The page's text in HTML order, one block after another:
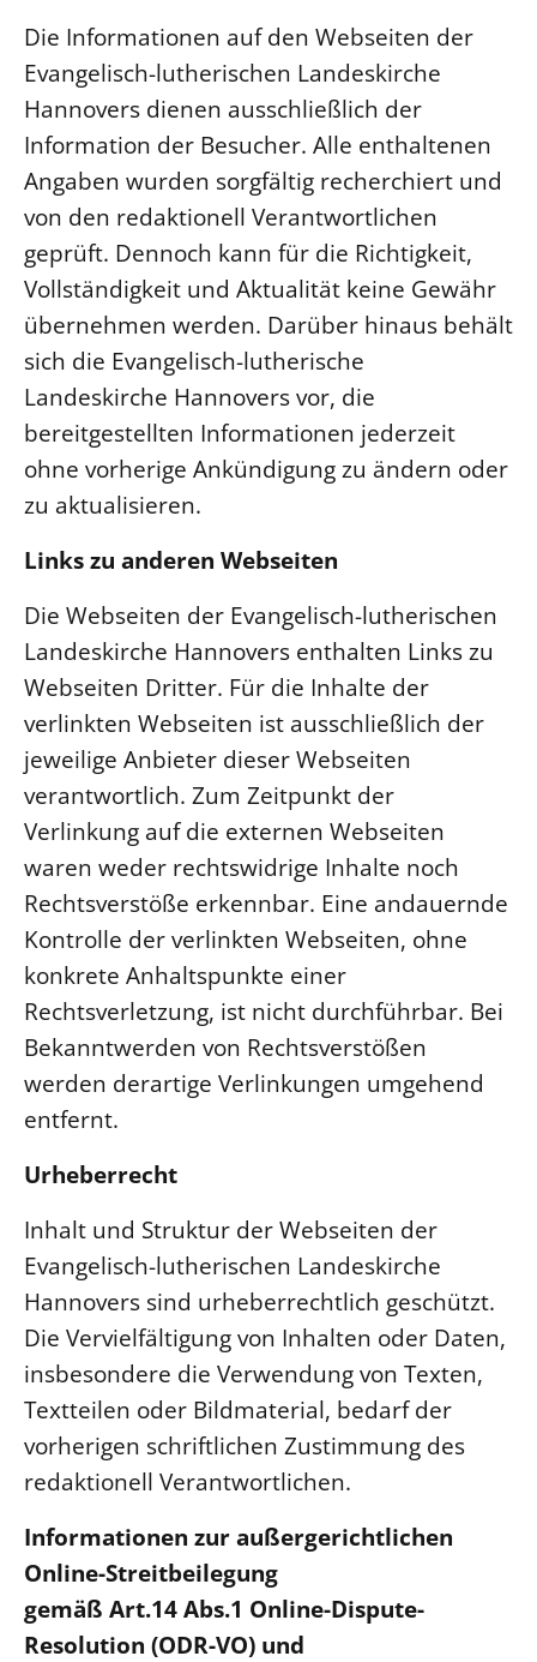
Die Informationen auf den Webseiten der
Evangelisch-lutherischen Landeskirche
Hannovers dienen ausschließlich der
Information der Besucher. Alle enthaltenen
Angaben wurden sorgfältig recherchiert und
von den redaktionell Verantwortlichen
geprüft. Dennoch kann für die Richtigkeit,
Vollständigkeit und Aktualität keine Gewähr
übernehmen werden. Darüber hinaus behält
sich die Evangelisch-lutherische
Landeskirche Hannovers vor, die
bereitgestellten Informationen jederzeit
ohne vorherige Ankündigung zu ändern oder
zu aktualisieren.
Links zu anderen Webseiten
Die Webseiten der Evangelisch-lutherischen
Landeskirche Hannovers enthalten Links zu
Webseiten Dritter. Für die Inhalte der
verlinkten Webseiten ist ausschließlich der
jeweilige Anbieter dieser Webseiten
verantwortlich. Zum Zeitpunkt der
Verlinkung auf die externen Webseiten
waren weder rechtswidrige Inhalte noch
Rechtsverstöße erkennbar. Eine andauernde
Kontrolle der verlinkten Webseiten, ohne
konkrete Anhaltspunkte einer
Rechtsverletzung, ist nicht durchführbar. Bei
Bekanntwerden von Rechtsverstößen
werden derartige Verlinkungen umgehend
entfernt.
Urheberrecht
Inhalt und Struktur der Webseiten der
Evangelisch-lutherischen Landeskirche
Hannovers sind urheberrechtlich geschützt.
Die Vervielfältigung von Inhalten oder Daten,
insbesondere die Verwendung von Texten,
Textteilen oder Bildmaterial, bedarf der
vorherigen schriftlichen Zustimmung des
redaktionell Verantwortlichen.
Informationen zur außergerichtlichen
Online-Streitbeilegung
gemäß Art.14 Abs.1 Online-Dispute-
Resolution (ODR-VO) und
Beteiligungsverfahren
Beschwerdestellen
Ephoralbüro
Finanzplanung
Fundraising
IT-Service
Corporate Design
Interventionsplan
Jahresgespräche
Kantine Speiseplan
Kirchliches Amtsblatt
Kirchliche Verwaltung
Klimaschutzgesetz
Kunstreferat
Öffentlichkeitsarbeit
Personalausschuss
Projektmanagement
Recht
Terminstundenplaner